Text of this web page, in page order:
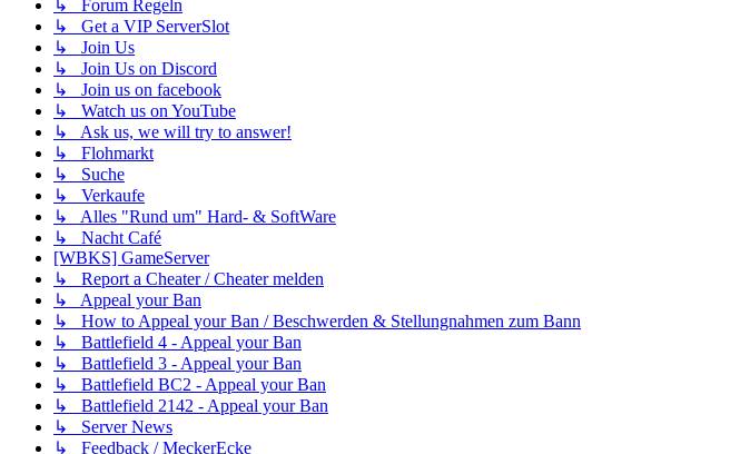
↳ Forum Regeln
↳ Get a VIP ServerSlot
↳ Join Us
↳ Join Us on Discord
↳ Join us on facebook
↳ Watch us on YouTube
↳ Ask us, we will try to answer!
↳ Flohmarkt
↳ Suche
↳ Verkaufe
↳ Alles "Rund um" Hard- & SoftWare
↳ Nacht Café
[WBKS] GameServer
↳ Report a Cheater / Cheater melden
↳ Appeal your Ban
↳ How to Appeal your Ban / Beschwerden & Stellungnahmen zum Bann
↳ Battlefield 4 - Appeal your Ban
↳ Battlefield 3 - Appeal your Ban
↳ Battlefield BC2 - Appeal your Ban
↳ Battlefield 2142 - Appeal your Ban
↳ Server News
↳ Feedback / MeckerEcke